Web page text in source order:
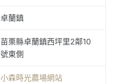
卓蘭鎮
苗栗縣卓蘭鎮西坪里2鄰10
號東側
小森時光農場網站